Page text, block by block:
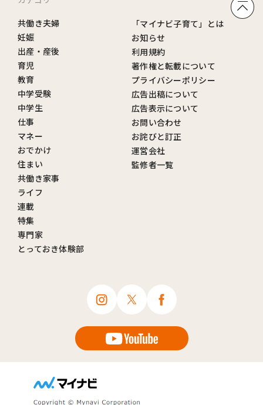
共働き夫婦
妊娠
出産・産後
育児
教育
中学受験
中学生
仕事
マネー
おでかけ
住まい
共働き家事
ライフ
連載
特集
専門家
とっておき体験部
「マイナビ子育て」とは
お知らせ
利用規約
著作権と転載について
プライバシーポリシー
広告出稿について
広告表示について
お問い合わせ
お詫びと訂正
運営会社
監修者一覧